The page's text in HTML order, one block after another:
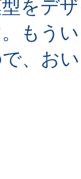
をデ
もう
、お